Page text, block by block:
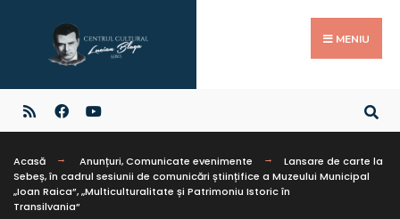
MENIU
Acasă Anunțuri,Comunicate evenimente
Lansare de carte la
Sebeș, în cadrul sesiunii de comunicări științifice a Muzeului Municipal
„Ioan Raica”, „Multiculturalitate și Patrimoniu Istoric în
Transilvania”